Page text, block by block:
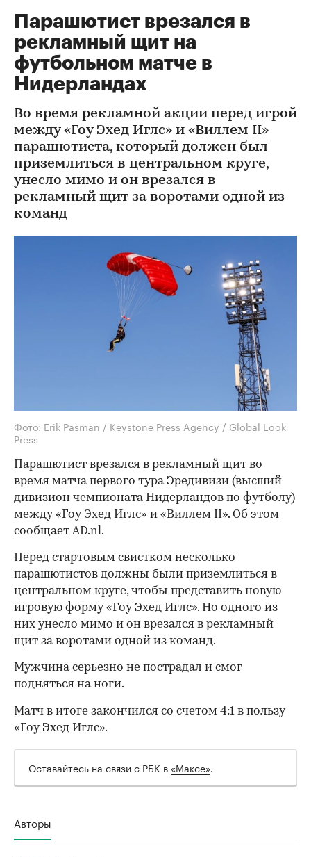
Парашютист врезался в
рекламный щит на
футбольном матче в
Нидерландах
Во время рекламной акции перед игрой
между «Гоу Эхед Иглс» и «Виллем II»
парашютиста, который должен был
приземлиться в центральном круге,
унесло мимо и он врезался в
рекламный щит за воротами одной из
команд
Фото: Erik Pasman / Keystone Press Agency / Global Look
Press
Парашютист врезался в рекламный щит во
время матча первого тура Эредивизи (высший
дивизион чемпионата Нидерландов по футболу)
между «Гоу Эхед Иглс» и «Виллем II». Об этом
сообщает AD.nl.
Перед стартовым свистком несколько
парашютистов должны были приземлиться в
центральном круге, чтобы представить новую
игровую форму «Гоу Эхед Иглс». Но одного из
них унесло мимо и он врезался в рекламный
щит за воротами одной из команд.
Мужчина серьезно не пострадал и смог
подняться на ноги.
Матч в итоге закончился со счетом 4:1 в пользу
«Гоу Эхед Иглс».
Оставайтесь на связи с РБК в «Максе».
Авторы